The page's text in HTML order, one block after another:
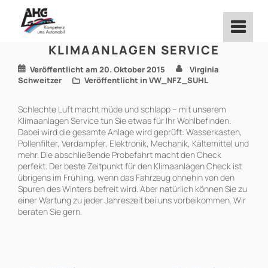
springen
KLIMAANLAGEN SERVICE
Veröffentlicht am 20. Oktober 2015
Virginia
Schweitzer
Veröffentlicht inVW_NFZ_SUHL
Schlechte Luft macht müde und schlapp – mit unserem
Klimaanlagen Service tun Sie etwas für Ihr Wohlbefinden.
Dabei wird die gesamte Anlage wird geprüft: Wasserkasten,
Pollenfilter, Verdampfer, Elektronik, Mechanik, Kältemittel und
mehr. Die abschließende Probefahrt macht den Check
perfekt. Der beste Zeitpunkt für den Klimaanlagen Check ist
übrigens im Frühling, wenn das Fahrzeug ohnehin von den
Spuren des Winters befreit wird. Aber natürlich können Sie zu
einer Wartung zu jeder Jahreszeit bei uns vorbeikommen. Wir
beraten Sie gern.